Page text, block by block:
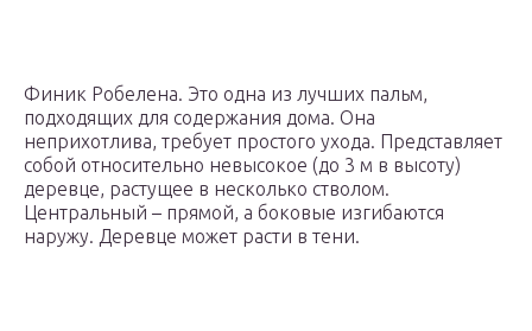
Финик Робелена. Это одна из лучших пальм,
подходящих для содержания дома. Она
неприхотлива, требует простого ухода. Представляет
собой относительно невысокое (до 3 м в высоту)
деревце, растущее в несколько стволом.
Центральный – прямой, а боковые изгибаются
наружу. Деревце может расти в тени.